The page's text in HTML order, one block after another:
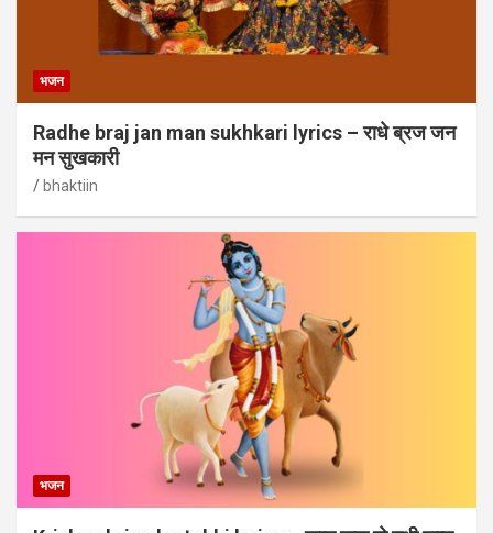
भजन
Radhe braj jan man sukhkari lyrics – राधे ब्रज जन
मन सुखकारी
bhaktiin
भजन